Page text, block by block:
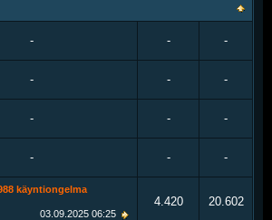
- - -
- - -
- - -
- - -
käyntiongelma
03.09.2025 06:25
4.420 20.602